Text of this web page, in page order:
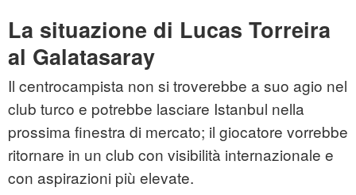
La situazione di Lucas Torreira
al Galatasaray
Il centrocampista non si troverebbe a suo agio nel
club turco e potrebbe lasciare Istanbul nella
prossima finestra di mercato; il giocatore vorrebbe
ritornare in un club con visibilità internazionale e
con aspirazioni più elevate.